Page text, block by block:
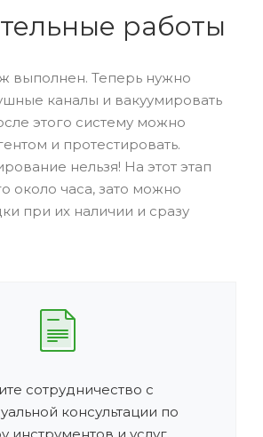
работы
выполнен. Теперь нужно
каналы и вакуумировать
этого систему можно
и протестировать.
нельзя! На этот этап
около часа, зато можно
при их наличии и сразу
сотрудничество с
консультации по